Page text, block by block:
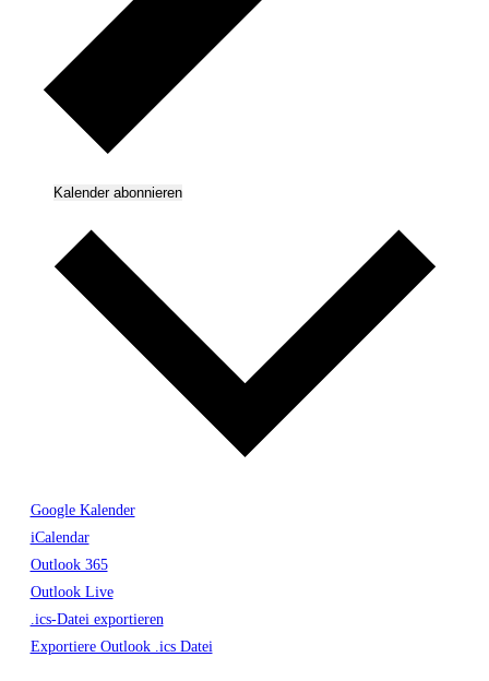
Kalender abonnieren
Google Kalender
iCalendar
Outlook 365
Outlook Live
.ics-Datei exportieren
Exportiere Outlook .ics Datei